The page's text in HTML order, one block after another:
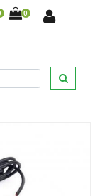
0
2 LED immagine